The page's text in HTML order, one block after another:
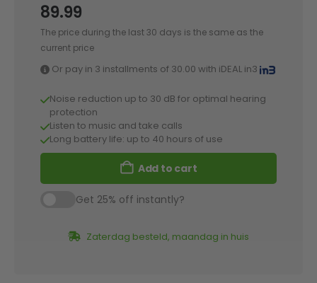
89.99
The price during the last 30 days is the same as the
current price
Or pay in 3 installments of 30.00 with iDEAL in3
Noise reduction up to 30 dB for optimal hearing
protection
Listen to music and take calls
Long battery life: up to 40 hours of use
Add to cart
Get 25% off instantly?
Zaterdag besteld, maandag in huis